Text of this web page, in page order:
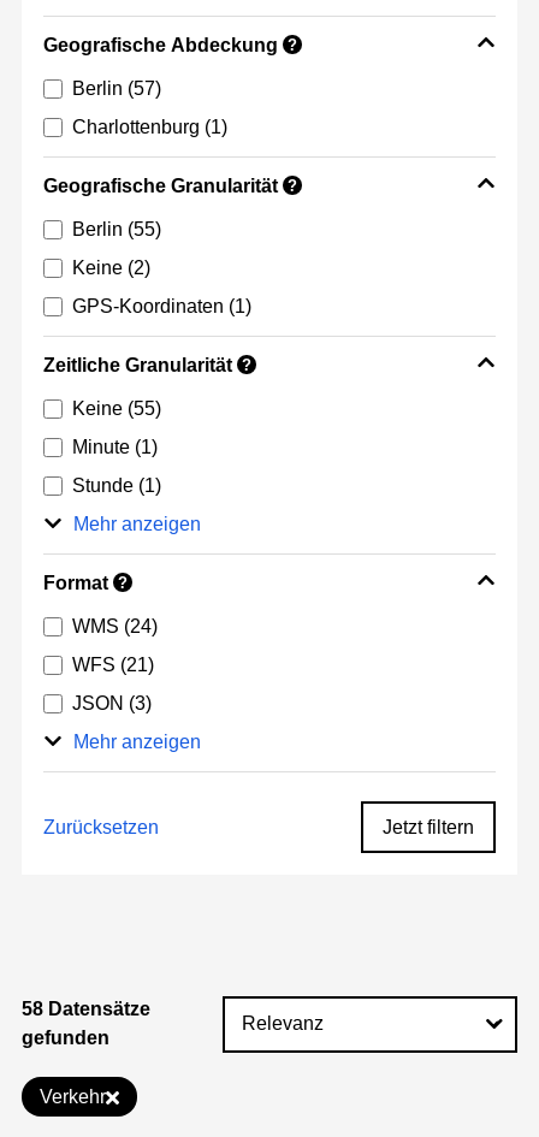
Geografische Abdeckung ?
Berlin (57)
Charlottenburg (1)
Geografische Granularität ?
Berlin (55)
Keine (2)
GPS-Koordinaten (1)
Zeitliche Granularität ?
Keine (55)
Minute (1)
Stunde (1)
Mehr anzeigen
Format ?
WMS (24)
WFS (21)
JSON (3)
Mehr anzeigen
Zurücksetzen Jetzt filtern
58 Datensätze
gefunden
Verkehr